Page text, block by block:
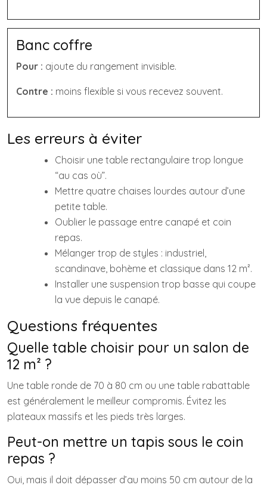
Banc coffre
Pour : ajoute du rangement invisible.
Contre : moins flexible si vous recevez souvent.
Les erreurs à éviter
Choisir une table rectangulaire trop longue
“au cas où”.
Mettre quatre chaises lourdes autour d’une
petite table.
Oublier le passage entre canapé et coin
repas.
Mélanger trop de styles : industriel,
scandinave, bohème et classique dans 12 m².
Installer une suspension trop basse qui coupe
la vue depuis le canapé.
Questions fréquentes
Quelle table choisir pour un salon de
12 m² ?
Une table ronde de 70 à 80 cm ou une table rabattable
est généralement le meilleur compromis. Évitez les
plateaux massifs et les pieds très larges.
Peut-on mettre un tapis sous le coin
repas ?
Oui, mais il doit dépasser d’au moins 50 cm autour de la